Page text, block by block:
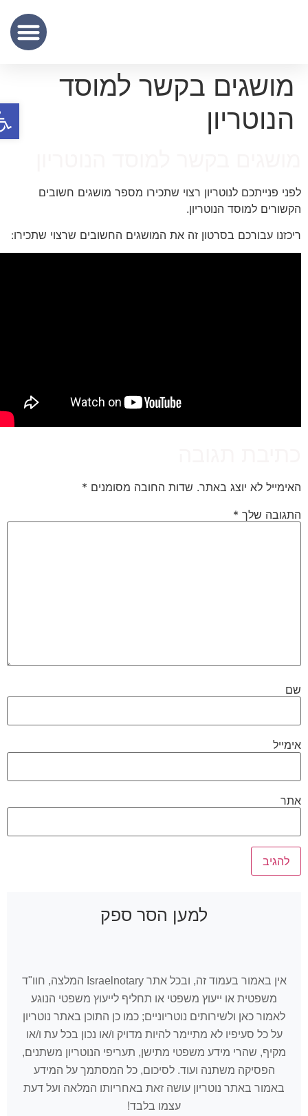
מושגים בקשר למוסד
הנוטריון
פנייתכם לנוטריון רצוי שתכירו מספר מושגים חשובים
למוסד הנוטריון.
עבורכם בסרטון זה את המושגים החשובים שרצוי שתכירו:
לא יוצג באתר. שדות החובה מסומנים*
שלך*
למען הסר ספק
אין באמור בעמוד זה, ובכל אתר Israelnotary המלצה, חוו"ד
משפטית או ייעוץ משפטי או תחליף לייעוץ משפטי הנוגע
לאמור כאן ולשירותים נוטריוניים; כמו כן התוכן באתר נוטריון
על כל סעיפיו לא מתיימר להיות מדויק ו/או נכון בכל עת ו/או
מקיף, שהרי מידע משפטי מתישן, תעריפי הנוטריון משתנים,
הפסיקה משתנה ועוד. לסיכום, כל המסתמך על המידע
באמור באתר נוטריון עושה זאת באחריותו המלאה ועל דעת
עצמו בלבד!
פתח